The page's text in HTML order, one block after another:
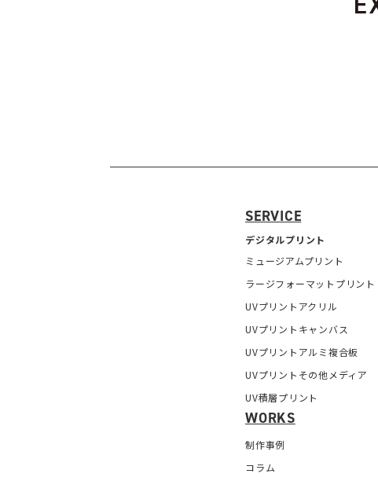
SERVICE
デジタルプリント
ミュージアムプリント
ラージフォーマットプリント
UVプリントアクリル
UVプリントキャンバス
UVプリントアルミ複合板
UVプリントその他メディア
UV積層プリント
WORKS
制作事例
コラム